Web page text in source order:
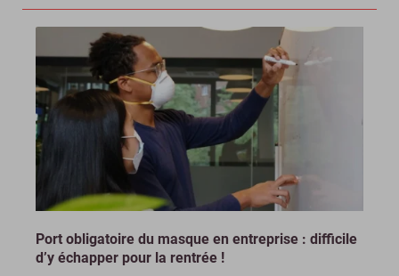
Port obligatoire du masque en entreprise : difficile
d’y échapper pour la rentrée !